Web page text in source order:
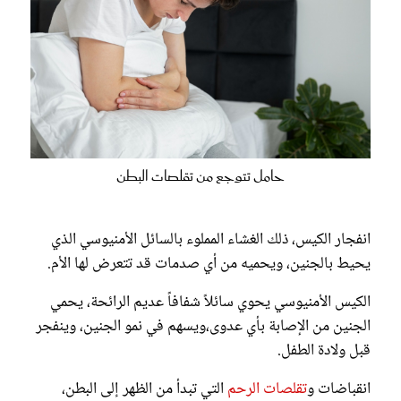
حامل تتوجع من تقلصات البطن
انفجار الكيس، ذلك الغشاء المملوء بالسائل الأمنيوسي الذي
يحيط بالجنين، ويحميه من أي صدمات قد تتعرض لها الأم.
الكيس الأمنيوسي يحوي سائلاً شفافاً عديم الرائحة، يحمي
الجنين من الإصابة بأي عدوى،ويسهم في نمو الجنين، وينفجر
قبل ولادة الطفل.
انقباضات وتقلصات الرحم التي تبدأ من الظهر إلى البطن،